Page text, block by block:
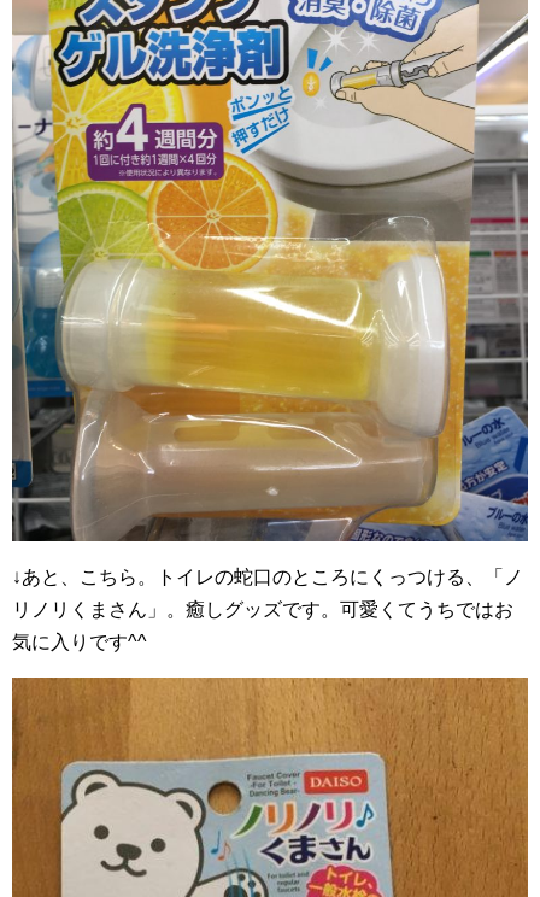
↓あと、こちら。トイレの蛇口のところにくっつける、「ノ
リノリくまさん」。癒しグッズです。可愛くてうちではお
気に入りです^^